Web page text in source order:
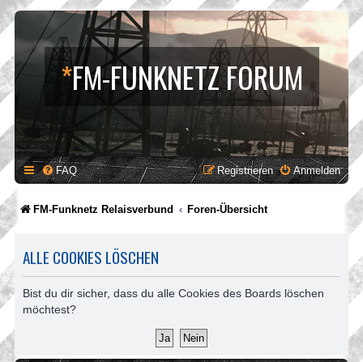
*FM-FUNKNETZ FORUM
FAQ Anmelden
Registrieren
FM-Funknetz Relaisverbund Foren-Übersicht
ALLE COOKIES LÖSCHEN
Bist du dir sicher, dass du alle Cookies des Boards löschen
möchtest?